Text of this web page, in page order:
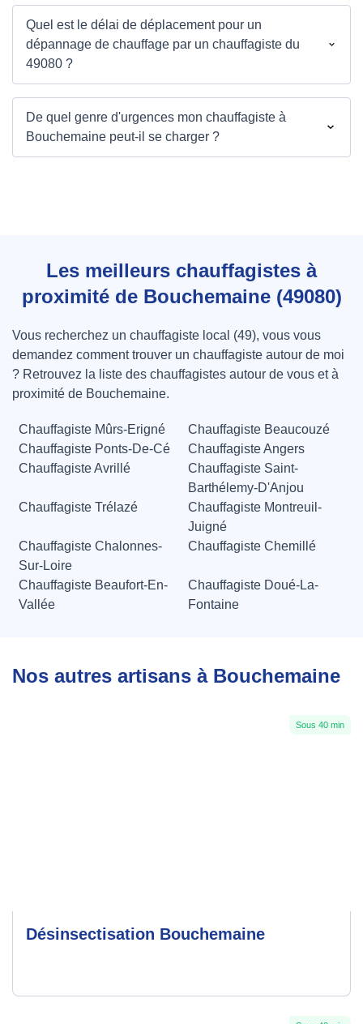
Quel est le délai de déplacement pour un
dépannage de chauffage par un chauffagiste du
49080 ?
De quel genre d'urgences mon chauffagiste à
Bouchemaine peut-il se charger ?
Les meilleurs chauffagistes à
proximité de Bouchemaine (49080)
Vous recherchez un chauffagiste local (49), vous vous
demandez comment trouver un chauffagiste autour de moi
? Retrouvez la liste des chauffagistes autour de vous et à
proximité de Bouchemaine.
Chauffagiste Mûrs-Erigné
Chauffagiste Beaucouzé
Chauffagiste Ponts-De-Cé
Chauffagiste Angers
Chauffagiste Avrillé
Chauffagiste Saint-
Barthélemy-D'Anjou
Chauffagiste Trélazé
Chauffagiste Montreuil-
Juigné
Chauffagiste Chalonnes-
Sur-Loire
Chauffagiste Chemillé
Chauffagiste Beaufort-En-
Vallée
Chauffagiste Doué-La-
Fontaine
Nos autres artisans à Bouchemaine
Sous 40 min
Désinsectisation Bouchemaine